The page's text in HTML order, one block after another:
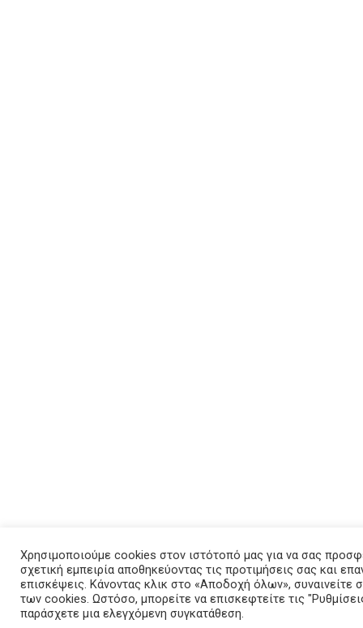
Χρησιμοποιούμε cookies στον ιστότοπό μας για να σας
σχετική εμπειρία αποθηκεύοντας τις προτιμήσεις σας και
επισκέψεις. Κάνοντας κλικ στο «Αποδοχή όλων»,
των cookies. Ωστόσο, μπορείτε να επισκεφτείτε τις
παράσχετε μια ελεγχόμενη συγκατάθεση.